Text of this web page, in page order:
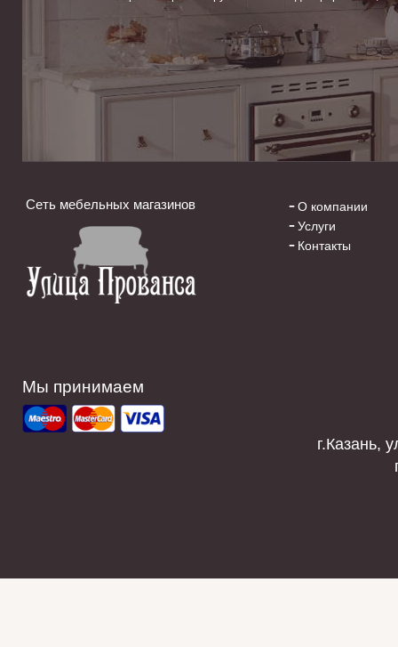
Сеть мебельных магазинов
О компании
Услуги
Контакты
Мы принимаем
г.Казань,